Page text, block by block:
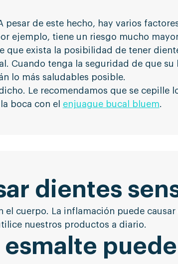
de este hecho, hay varios
ejemplo, tiene un riesgo mucho
que exista la posibilidad de tener
Cuando tenga la seguridad de que su
lo más saludables posible.
Le recomendamos que se cepille
boca con el enjuague bucal bluem.
dientes
cuerpo. La inflamación puede causar
nuestros productos a diario.
puede